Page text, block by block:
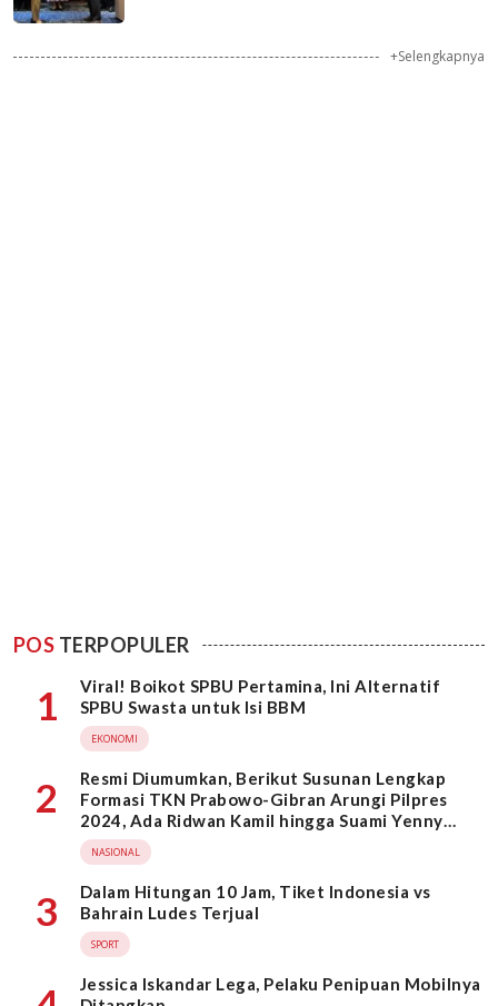
+Selengkapnya
POS TERPOPULER
1
Viral! Boikot SPBU Pertamina, Ini Alternatif
SPBU Swasta untuk Isi BBM
EKONOMI
2
Resmi Diumumkan, Berikut Susunan Lengkap
Formasi TKN Prabowo-Gibran Arungi Pilpres
2024, Ada Ridwan Kamil hingga Suami Yenny
Wahid
NASIONAL
3
Dalam Hitungan 10 Jam, Tiket Indonesia vs
Bahrain Ludes Terjual
SPORT
Jessica Iskandar Lega, Pelaku Penipuan Mobilnya